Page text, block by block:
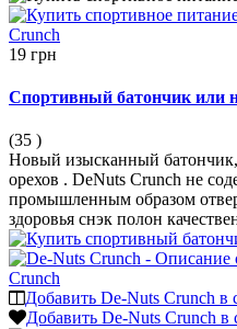
19 грн
Спортивный батончик или
(35 )
Новый изысканный
орехов . DeNuts Crunch не
промышленным образом
здоровья снэк полон
Добавить De-Nuts Crunch в
Добавить De-Nuts Crunch в